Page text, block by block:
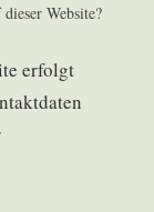
Website?
erfolgt